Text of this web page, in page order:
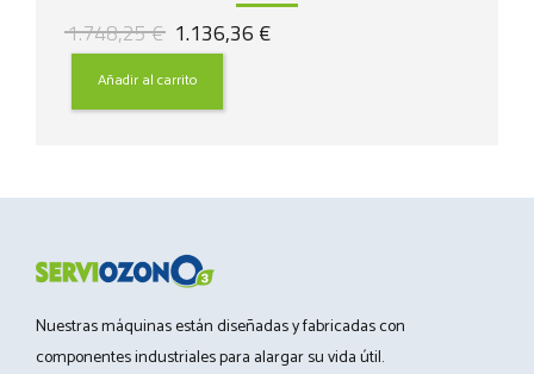
1.748,25€ El
precio
original
era:
1.136,36 €El
Añadir al carrito
Nuestras máquinas están diseñadas y fabricadas con
componentes industriales para alargar su vida útil.